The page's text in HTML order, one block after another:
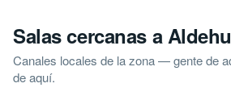
Salas cercanas a
Canales locales de la zona — gente de
de aquí.